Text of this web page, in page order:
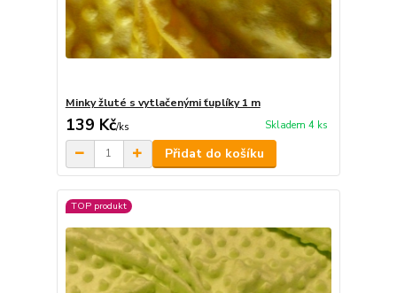
Minky žluté s vytlačenými ťuplíky 1 m
139 Kč/ks Skladem 4 ks
Přidat do košíku
TOP produkt